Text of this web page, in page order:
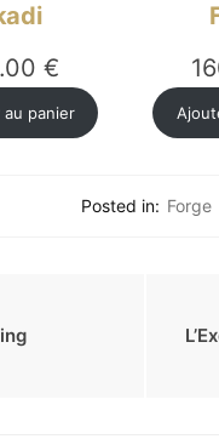
€
panier
Posted in: Forge